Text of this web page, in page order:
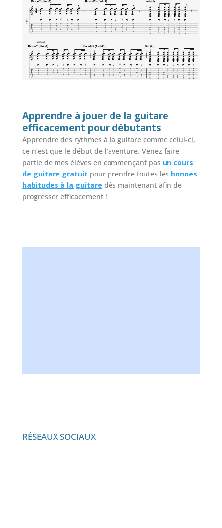
Apprendre à jouer de la guitare
efficacement pour débutants
Apprendre des rythmes à la guitare comme celui-ci,
ce n’est que le début de l’aventure. Venez faire
partie de mes élèves en commençant pas un cours
de guitare gratuit pour prendre toutes les bonnes
habitudes à la guitare dès maintenant afin de
progresser efficacement !
RÉSEAUX SOCIAUX